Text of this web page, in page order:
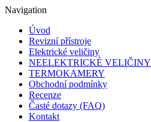
Navigation
Úvod
Revizní přístroje
Elektrické veličiny
NEELEKTRICKÉ VELIČINY
TERMOKAMERY
Obchodní podmínky
Recenze
Časté dotazy (FAQ)
Kontakt